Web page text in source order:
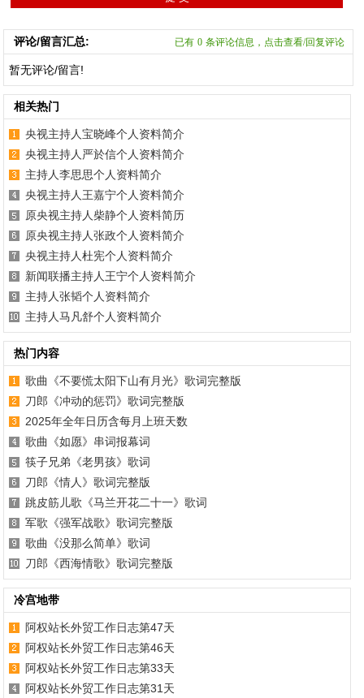
评论/留言汇总: 已有 0 条评论信息，点击查看/回复评论
暂无评论/留言!
相关热门
央视主持人宝晓峰个人资料简介
央视主持人严於信个人资料简介
主持人李思思个人资料简介
央视主持人王嘉宁个人资料简介
原央视主持人柴静个人资料简历
原央视主持人张政个人资料简介
央视主持人杜宪个人资料简介
新闻联播主持人王宁个人资料简介
主持人张韬个人资料简介
主持人马凡舒个人资料简介
热门内容
歌曲《不要慌太阳下山有月光》歌词完整版
刀郎《冲动的惩罚》歌词完整版
2025年全年日历含每月上班天数
歌曲《如愿》串词报幕词
筷子兄弟《老男孩》歌词
刀郎《情人》歌词完整版
跳皮筋儿歌《马兰开花二十一》歌词
军歌《强军战歌》歌词完整版
歌曲《没那么简单》歌词
刀郎《西海情歌》歌词完整版
冷宫地带
阿权站长外贸工作日志第47天
阿权站长外贸工作日志第46天
阿权站长外贸工作日志第33天
阿权站长外贸工作日志第31天